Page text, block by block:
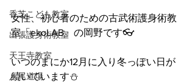
香芝こども教室
出張護身術教室
天王寺教室
八尾道場
女性、初心者のための古武術護身術教
室「ekoLAB」の岡野です👓
いつのまにか12月に入り冬っぽい日が
続いています⛄️